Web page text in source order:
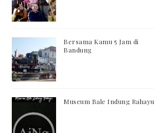
Bersama Kamu 5 Jam di
Bandung
Museum Bale Indung Rahayu